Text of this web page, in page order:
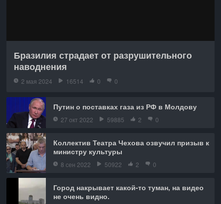
Бразилия страдает от разрушительного
наводнения
2 мая 2024 16514 0 0
Путин о поставках газа из РФ в Молдову
27 окт 2022 59885 2 0
Коллектив Театра Чехова озвучил призыв к
министру культуры
8 сен 2022 50922 2 0
Город накрывает какой-то туман, на видео
не очень видно.